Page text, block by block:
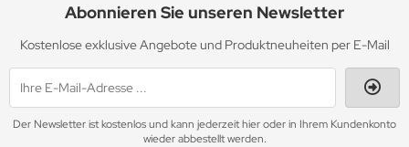
Abonnieren Sie unseren Newsletter
Kostenlose exklusive Angebote und Produktneuheiten per E-Mail
Der Newsletter ist kostenlos und kann jederzeit hier oder in Ihrem Kundenkonto
wieder abbestellt werden.